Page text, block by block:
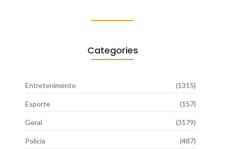
Categories
Entretenimento (1315)
Esporte (157)
Geral (3179)
Polícia (487)